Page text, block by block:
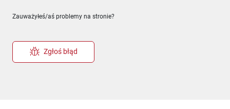
Zauważyłeś/aś problemy na stronie?
Zgłoś błąd